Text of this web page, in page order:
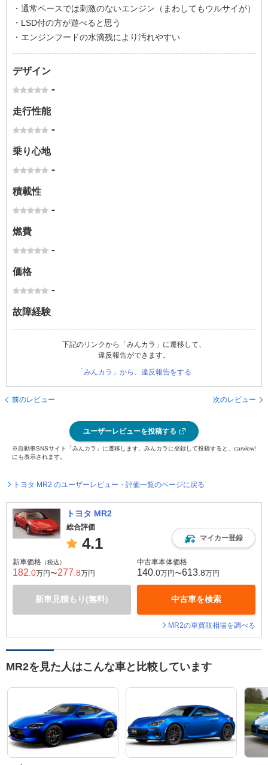
・通常ペースでは刺激のないエンジン（まわしてもウルサイが）
・LSD付の方が遊べると思う
・エンジンフードの水滴残により汚れやすい
デザイン
-
走行性能
-
乗り心地
-
積載性
-
燃費
-
価格
-
故障経験
下記のリンクから「みんカラ」に遷移して、
違反報告ができます。
「みんカラ」から、違反報告をする
前のレビュー 次のレビュー
ユーザーレビューを投稿する
※自動車SNSサイト「みんカラ」に遷移します。みんカラに登録して投稿すると、carview!
にも表示されます。
トヨタ MR2 のユーザーレビュー・評価一覧のページに戻る
トヨタ MR2
総合評価
4.1 マイカー登録
新車価格 （税込）
182 .0万円〜277 .8万円
新車見積もり(無料)
中古車本体価格
140 .0万円〜613 .8万円
中古車を検索
MR2の車買取相場を調べる
MR2を見た人はこんな車と比較しています